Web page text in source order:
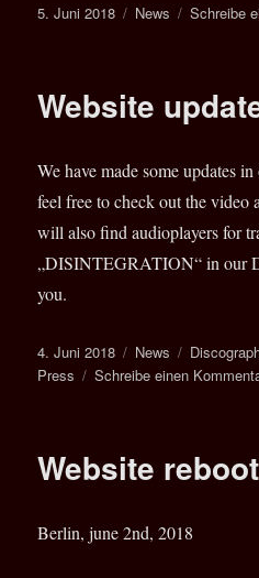
Veröffentlicht
5. Juni 2018 Kategorien
News Schreibe
Website
We have made some updates
feel free to check out the
will also find audioplayers for
„DISINTEGRATION“ in our
you.
Veröffentlicht
am
4. Juni 2018 Kategorien
News
Press
Schreibe einen
Website reboot
Berlin, june 2nd, 2018